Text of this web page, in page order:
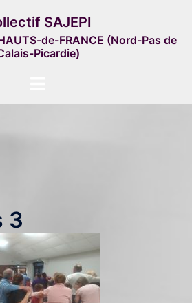
SAJEPI
de-FRANCE (Nord-Pas de
Picardie)
3